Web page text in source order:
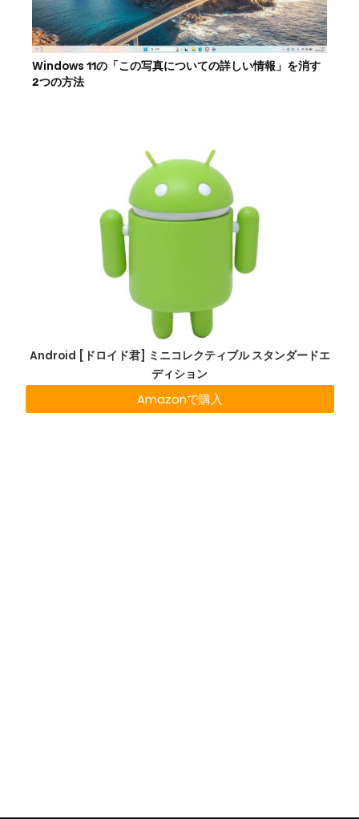
Windows 11の「この写真についての詳しい情報」を消す
2つの方法
Android [ドロイド君] ミニコレクティブル スタンダードエ
ディション
Amazonで購入